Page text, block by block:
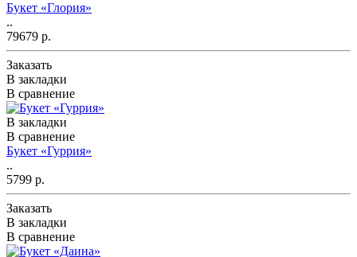
Букет «Глория»
..
79679 р.
Заказать
В закладки
В сравнение
В закладки
В сравнение
Букет «Гуррия»
..
5799 р.
Заказать
В закладки
В сравнение